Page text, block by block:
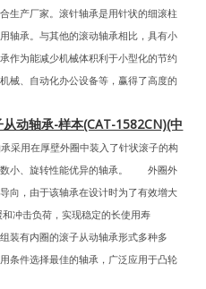
生产厂家。滚针轴承是用针状的细滚柱
轴承。与其他的滚动轴承相比，具有小
作为能减少机械体积利于小型化的节约
械、自动化办公设备等，赢得了高度的
动轴承-样本(CAT-1582CN)(中
用在厚壁外圈中装入了针状滚子的构
数小、旋转性能优异的轴承。 外圈外
向，由于该轴承在设计时为了有效增大
冲击负荷，实现稳定的长使用寿
有内圈的滚子从动轴承形式多种多
条件选择最佳的轴承，广泛应用于凸轮